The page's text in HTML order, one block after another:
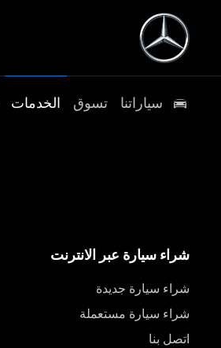
سياراتنا تسوق الخدمات
شراء سيارة عبر الانترنت
شراء سيارة جديدة
شراء سيارة مستعملة
اتصل بنا